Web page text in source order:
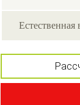
Естественная